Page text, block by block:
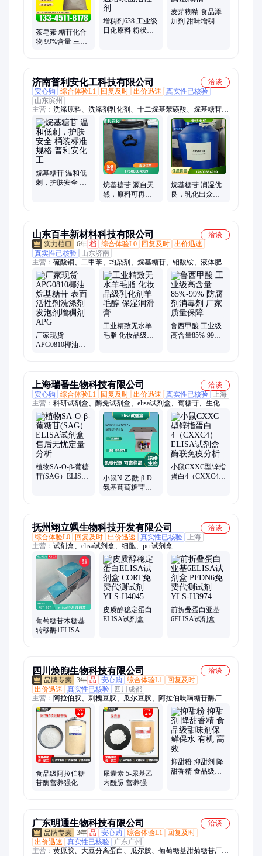
茶皂素 糖苷化合
物 99%含量 三萜
增稠剂638 工业级
日化原料 粉状洗
麦芽糊精 食品添
加剂 甜味增稠剂
济南普利安化工科技有限公司
洽谈
安心购
综合体验L1 回复及时 出价迅速
真实性已核验
山东滨州
主营： 洗涤原料、洗涤剂乳化剂、十二烷基苯磺酸、烷基糖苷、
消泡剂、直链十二烷基苯磺酸、工业消泡剂、十二烷基苯磺酸
钠、羟丙基甲基纤维素、工业级三聚磷酸钠、三聚磷酸钠、洗衣
液母料、D40溶剂油、工业级磺酸、洗涤剂原料、日化原料、工
业级白油、工业白油、CAB-35甜菜碱、椰油酰胺丙基甜菜碱、
氧化胺OB-2、工业碳氢清洗剂、十二烷基二甲基氧化胺、月桂
基二甲基氧化胺、月桂醇硫酸钠
烷基糖苷 温和低
刺，护肤安全 桶
烷基糖苷 源自天
然，原料可再生
烷基糖苷 润湿优
良，乳化出众
山东百丰新材料科技有限公司
洽谈
6年 档 综合体验L0 回复及时 出价迅速
真实性已核验
山东济南
主营： 硫酸铜、二甲苯、均染剂、烷基糖苷、钼酸铵、液体肥、
硫酸锌、乳化剂、锡酸钠、发黑液、叶面肥、混合菌、高碳醇、
硫酸钴、络合剂、除油粉、糖醇锌、醋酸铜、氯化钾、壳寡糖、
叔丁醇、清洗剂、糖醇硅、海藻硼、醋酸钴、防锈油
厂家现货
APG0810椰油烷
工业精致无水羊
毛脂 化妆品级乳
鲁西甲酸 工业级
高含量85%-99%
上海瑞番生物科技有限公司
洽谈
安心购
综合体验L1 回复及时 出价迅速 真实性已核验
上海
主营： 科研试剂盒、酶免试剂盒、elisa试剂盒、葡糖苷、生化试
剂盒、细胞、生物试剂、进口ELISA试剂盒、PCR试剂盒、生化
测试盒
植物SA-O-β-葡糖
苷(SAG）ELISA
小鼠N-乙酰-β-D-
氨基葡萄糖苷酶
小鼠CXXC型锌指
蛋白4（CXXC4）
抚州翊立飒生物科技开发有限公司
洽谈
综合体验L0
回复及时 出价迅速 真实性已核验
上海
主营： 试剂盒、elisa试剂盒、细胞、pcr试剂盒
葡萄糖苷木糖基
转移酶1ELISA试
皮质醇稳定蛋白
ELISA试剂盒
前折叠蛋白亚基
6ELISA试剂盒
四川焕煦生物科技有限公司
洽谈
3年 品 安心购 综合体验L1
回复及时
出价迅速
真实性已核验
四川成都
主营： 阿拉伯胶、刺槐豆胶、瓜尔豆胶、阿拉伯呋喃糖苷酶厂
家、果胶、海藻酸丙二醇酯、海藻酸钠、黄原胶、结冷胶、聚丙
烯酸钠、卡波姆、抗性糊精、可得然胶、魔芋粉、塔拉胶、琼
脂、沙蒿籽胶、羧甲基淀粉钠、明胶、温轮胶、阿斯巴甜、低聚
果糖、低聚木糖、结晶果糖、菊粉、纽甜
食品级阿拉伯糖
苷酶营养强化剂
尿囊素 5-尿基乙
内酰脲 营养强化
抑甜粉 抑甜剂 降
甜香精 食品级甜
广东明通生物科技有限公司
洽谈
3年 品 安心购 综合体验L1
回复及时
出价迅速
真实性已核验
广东广州
主营： 黄原胶、大豆分离蛋白、瓜尔胶、葡萄糖基甜菊糖苷厂